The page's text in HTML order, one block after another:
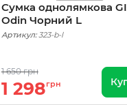
Сумка однолямкова
Odin Чорний L
Артикул:323-b-l
1 650 грн
1 298грн